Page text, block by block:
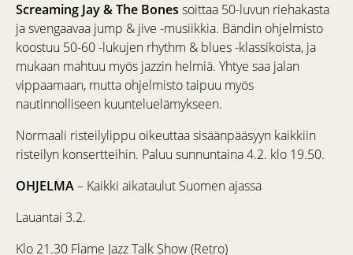
Screaming Jay & The Bones soittaa 50-luvun riehakasta
ja svengaavaa jump & jive -musiikkia. Bändin ohjelmisto
koostuu 50-60 -lukujen rhythm & blues -klassikoista, ja
mukaan mahtuu myös jazzin helmiä. Yhtye saa jalan
vippaamaan, mutta ohjelmisto taipuu myös
nautinnolliseen kuunteluelämykseen.
Normaali risteilylippu oikeuttaa sisäänpääsyyn kaikkiin
risteilyn konsertteihin. Paluu sunnuntaina 4.2. klo 19.50.
OHJELMA– Kaikki aikataulut Suomen ajassa
Lauantai 3.2.
Klo 21.30 Flame Jazz Talk Show (Retro)